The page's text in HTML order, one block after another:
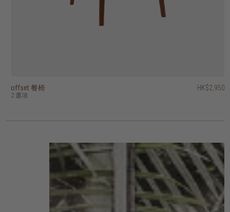
offset 餐椅
2 選項
HK$2,950
genova 扶手椅 HK$2,950
genova 餐椅
2 選項
HK$2,450
klee 餐椅 HK$3,450
gordon 餐椅
2 選項
HK$3,450
toro 可疊餐椅 HK$2,250
risu 可疊餐椅 HK$4,450
poise 餐椅 HK$2,650
artisan 餐椅 HK$1,950
holly dining chair
3 選項
HK$2,650